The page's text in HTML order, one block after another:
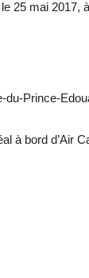
25 mai 2017,
du-Prince-
à bord d’Air